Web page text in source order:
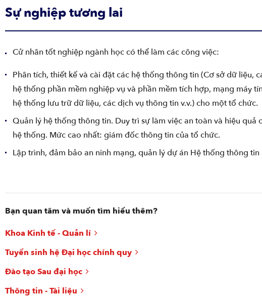
Sự nghiệp tương lai
Cử nhân tốt nghiệp ngành học có thể làm các công việc:
Phân tích, thiết kế và cài đặt các hệ thống thông tin (Cơ sở dữ liệu,
hệ thống phần mềm nghiệp vụ và phần mềm tích hợp, mạng máy
hệ thống lưu trữ dữ liệu, các dịch vụ thông tin v.v.) cho một tổ chức.
Quản lý hệ thống thông tin. Duy trì sự làm việc an toàn và hiệu quả
hệ thống. Mức cao nhất: giám đốc thông tin của tổ chức.
Lập trình, đảm bảo an ninh mạng, quản lý dự án Hệ thống thông tin
Bạn quan tâm và muốn tìm hiểu thêm?
Khoa Kinh tế - Quản lí
Tuyển sinh hệ Đại học chính quy
Đào tạo Sau đại học
Thông tin - Tài liệu